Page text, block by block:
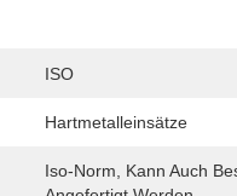
ISO
Hartmetalleinsätze
Iso-Norm, Kann Auch